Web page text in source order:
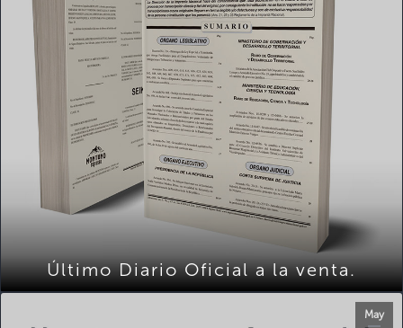
Último Diario Oficial a la venta.
May